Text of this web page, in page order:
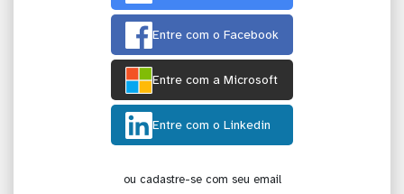
Entre com o Facebook
Entre com a Microsoft
Entre com o Linkedin
ou cadastre-se com seu email